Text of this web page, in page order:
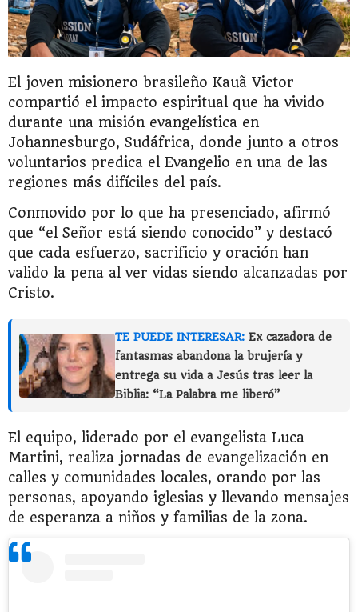
El joven misionero brasileño Kauã Victor
compartió el impacto espiritual que ha vivido
durante una misión evangelística en
Johannesburgo, Sudáfrica, donde junto a otros
voluntarios predica el Evangelio en una de las
regiones más difíciles del país.
Conmovido por lo que ha presenciado, afirmó
que “el Señor está siendo conocido” y destacó
que cada esfuerzo, sacrificio y oración han
valido la pena al ver vidas siendo alcanzadas por
Cristo.
TE PUEDE INTERESAR: Ex cazadora de
fantasmas abandona la brujería y
entrega su vida a Jesús tras leer la
Biblia: “La Palabra me liberó”
El equipo, liderado por el evangelista Luca
Martini, realiza jornadas de evangelización en
calles y comunidades locales, orando por las
personas, apoyando iglesias y llevando mensajes
de esperanza a niños y familias de la zona.